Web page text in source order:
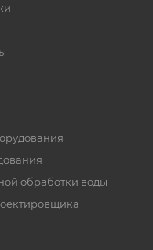
обработки воды